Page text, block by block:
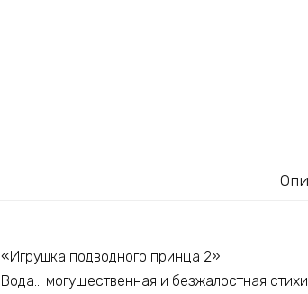
«Игрушка подводного принца 2»
Вода… могущественная и безжалостная